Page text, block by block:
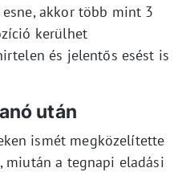
akkor több mint 3
kerülhet
és jelentős esést is
után
ismét megközelítette
miután a tegnapi eladási